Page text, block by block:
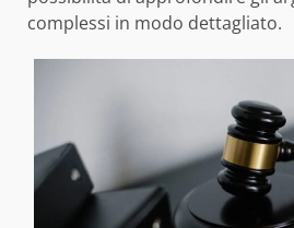
complessi in modo dettagliato.